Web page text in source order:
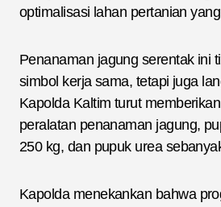
optimalisasi lahan pertanian
Penanaman jagung serentak ini
simbol kerja sama, tetapi juga
Kapolda Kaltim turut
peralatan penanaman jagung,
250 kg, dan pupuk urea
Kapolda menekankan bahwa